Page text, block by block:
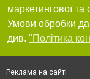
маркетингової та
Умови обробки
див. "Політика
Реклама на сайті